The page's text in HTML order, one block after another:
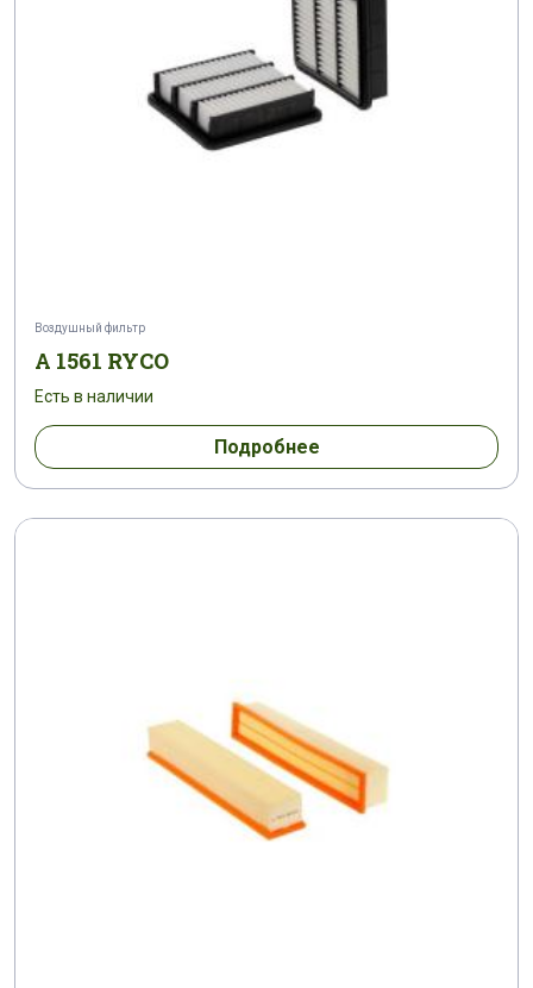
Воздушный фильтр
A 1561 RYCO
Есть в наличии
Подробнее